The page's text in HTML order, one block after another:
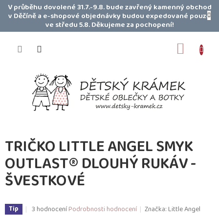
PřejítV průběhu dovolené 31.7.-9.8. bude zavřený kamenný obchod
v Děčíně a e-shopové objednávky budou expedované pouze
ve středu 5.8. Děkujeme za pochopení!
TRIČKO LITTLE ANGEL SMYK
OUTLAST® DLOUHÝ RUKÁV -
ŠVESTKOVÉ
Tip
Průměrné
3 hodnoceníPodrobnosti hodnocení Značka:Little Angel